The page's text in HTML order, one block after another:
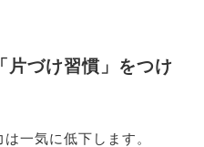
片づけ習慣」をつけ
一気に低下します。